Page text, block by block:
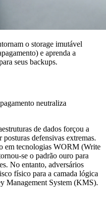
o storage imutável
e aprenda a
seus backups.
neutraliza
de dados forçou a
defensivas extremas.
em tecnologias WORM (Write
se o padrão ouro para
No entanto, adversários
físico para a camada lógica
Management System (KMS).